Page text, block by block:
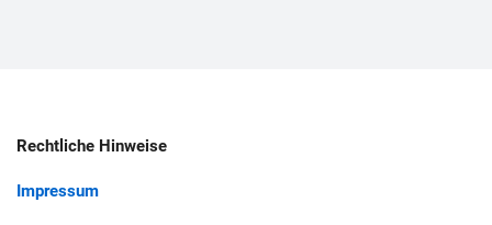
Rechtliche Hinweise
Impressum